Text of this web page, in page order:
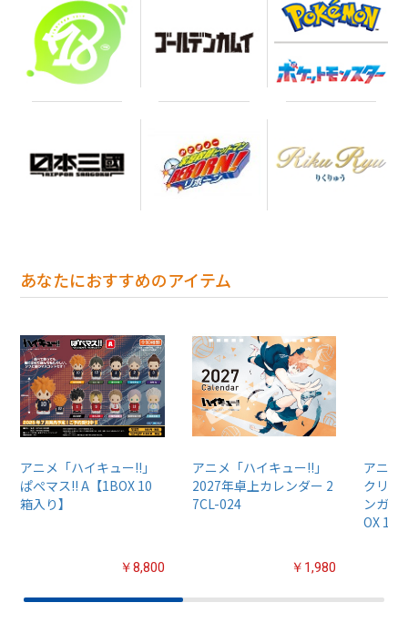
あなたにおすすめのアイテム
アニメ「ハイキュー!!」
ぱぺマス!! A【1BOX 10
箱入り】
￥8,800
アニメ「ハイキュー!!」
2027年卓上カレンダー 2
7CL-024
￥1,980
アニメ
クリア
ンガ
OX 16